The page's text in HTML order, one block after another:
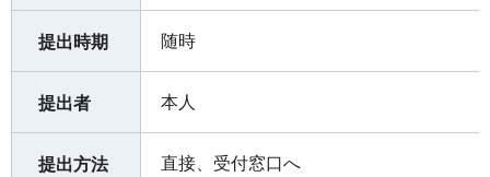
提出時期 随時
提出者 本人
提出方法 直接、受付窓口へ